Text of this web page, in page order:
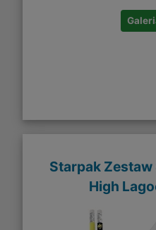
Starpak
High